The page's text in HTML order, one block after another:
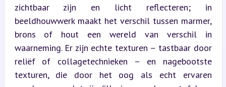
zichtbaar zijn en licht reflecteren; in
beeldhouwwerk maakt het verschil tussen marmer,
brons of hout een wereld van verschil in
waarneming. Er zijn echte texturen – tastbaar door
reliëf of collagetechnieken – en nagebootste
texturen, die door het oog als echt ervaren